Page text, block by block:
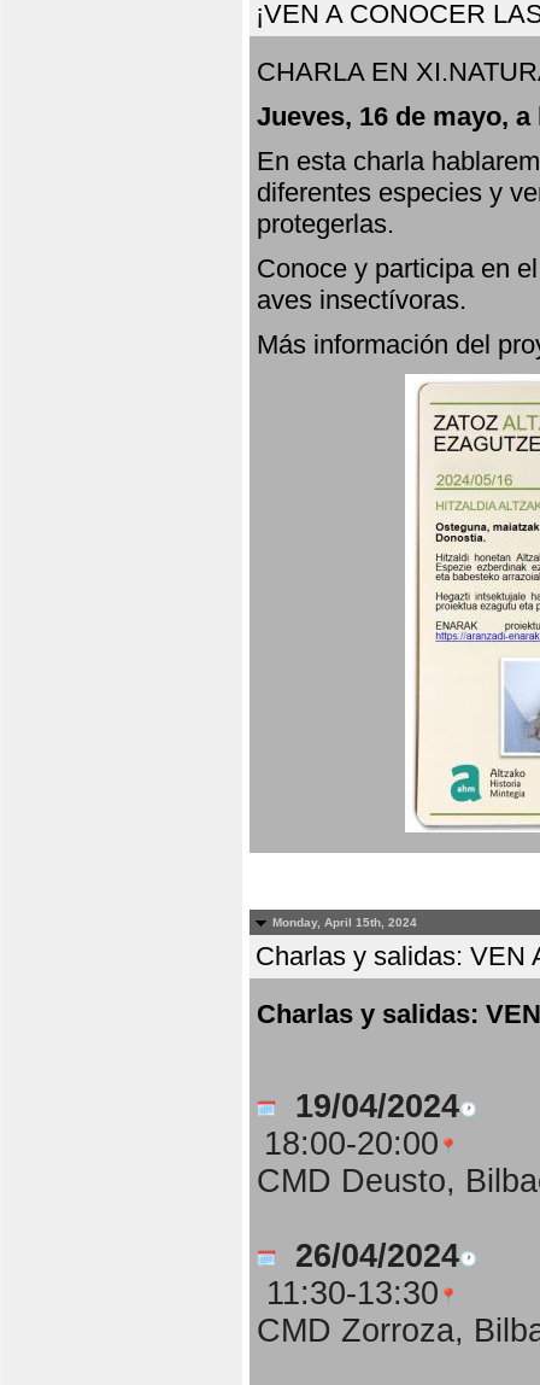
¡VEN A CONOCER
CHARLA EN
Jueves, 16 de mayo,
En esta charla
diferentes especies y
protegerlas.
Conoce y participa en
aves insectívoras.
Más información del
Monday, April 15th, 2024
Charlas y salidas: VEN
Charlas y salidas:
19/04/2024
18:00-20:00
CMD Deusto,
26/04/2024
11:30-13:30
CMD Zorroza,